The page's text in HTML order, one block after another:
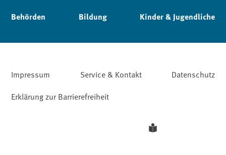
Behörden Bildung Kinder & Jugendliche
Impressum Service & Kontakt
Datenschutz
Erklärung zur Barrierefreiheit